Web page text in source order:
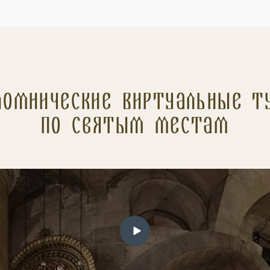
Виртуальные
по святым местам